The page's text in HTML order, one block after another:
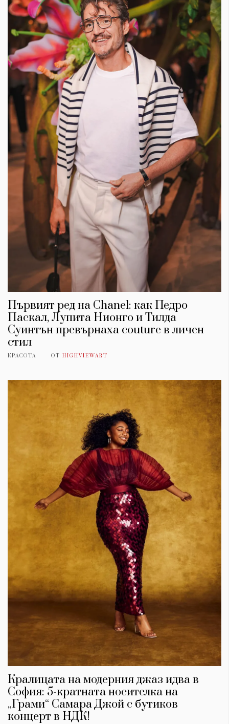
Първият ред на Chanel: как Педро
Паскал, Лупита Нионго и Тилда
Суинтън превърнаха couture в личен
стил
КРАСОТА ОТ HIGHVIEWART
Кралицата на модерния джаз идва в
София: 5-кратната носителка на
„Грами“ Самара Джой с бутиков
концерт в НДК!